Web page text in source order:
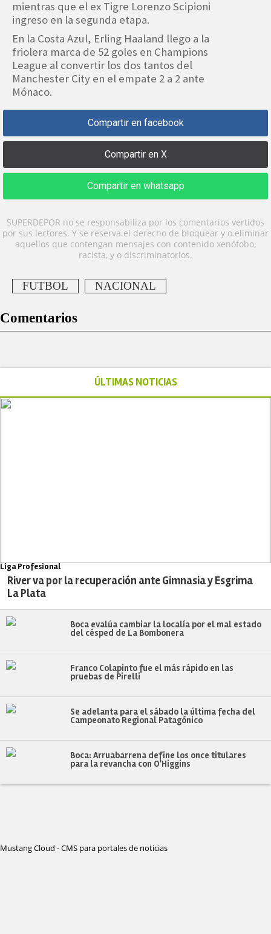
mientras que el ex Tigre Lorenzo Scipioni
ingreso en la segunda etapa.
En la Costa Azul, Erling Haaland llego a la
friolera marca de 52 goles en Champions
League al convertir los dos tantos del
Manchester City en el empate 2 a 2 ante
Mónaco.
Compartir en facebook
Compartir en X
Compartir en whatsapp
SUPERDEPOR no se responsabiliza por los comentarios vertidos
por sus lectores. Y se reserva el derecho de bloquear y o eliminar
aquellos que contengan mensajes con contenido xenófobo,
racista, y o discriminatorios.
FUTBOL NACIONAL
Comentarios
ÚLTIMAS NOTICIAS
Liga Profesional
River va por la recuperación ante Gimnasia y Esgrima
La Plata
Boca evalúa cambiar la localía por el mal estado
del césped de La Bombonera
Franco Colapinto fue el más rápido en las
pruebas de Pirelli
Se adelanta para el sábado la última fecha del
Campeonato Regional Patagónico
Boca: Arruabarrena define los once titulares
para la revancha con O'Higgins
Mustang Cloud - CMS para portales de noticias